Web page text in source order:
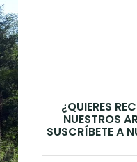
¿QUIERES
NUESTROS
SUSCRÍBETE A